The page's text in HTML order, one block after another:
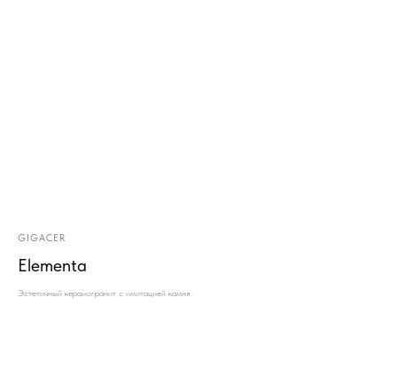
GIGACER
Elementa
Эстетичный керамогранит с имитацией камня.